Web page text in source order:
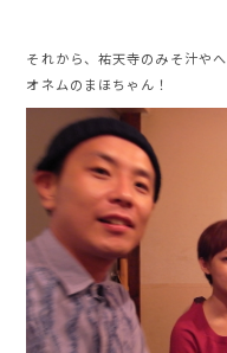
それから、祐天寺のみそ汁やへ
オネムのまほちゃん！